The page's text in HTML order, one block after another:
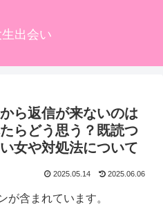
出会い
ら返信が来ないのは
らどう思う？既読つ
女や対処法について
2025.05.14 2025.06.06
が含まれています。